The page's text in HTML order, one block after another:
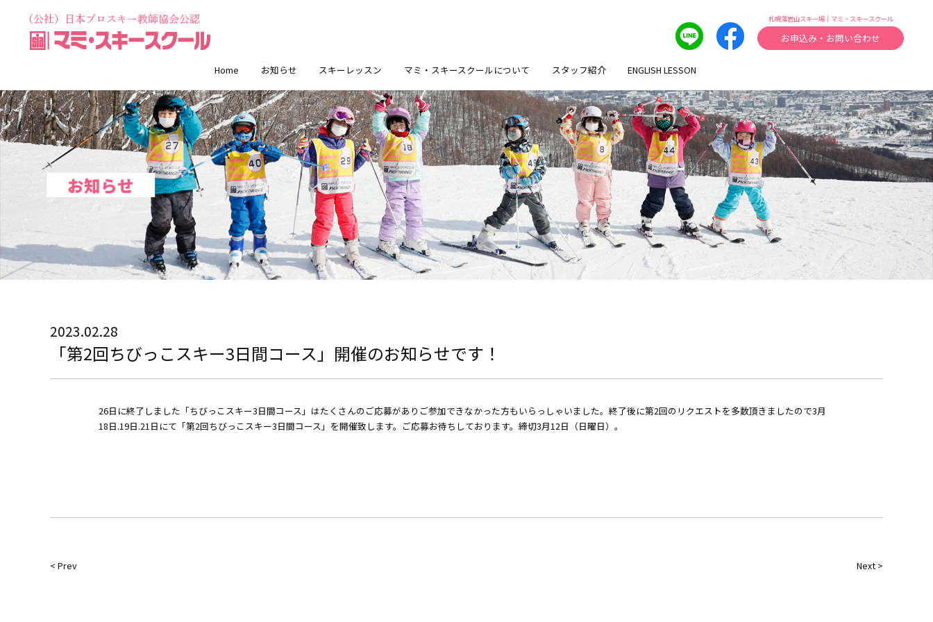
札幌藻岩山スキー場｜マミ・スキースクール
お申込み・お問い合わせ
Home お知らせ スキーレッスン マミ・スキースクールについて スタッフ紹介 ENGLISH LESSON
お知らせ
2023.02.28
「第2回ちびっこスキー3日間コース」開催のお知らせです！
26日に終了しました「ちびっこスキー3日間コース」はたくさんのご応募がありご参加できなかった方もいらっしゃいました。終了後に第2回のリクエストを多数頂きましたので3月
18日.19日.21日にて「第2回ちびっこスキー3日間コース」を開催致します。ご応募お待ちしております。締切3月12日（日曜日）。
< Prev Next >